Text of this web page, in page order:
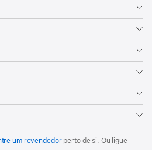
um revendedorperto de si. Ou ligue